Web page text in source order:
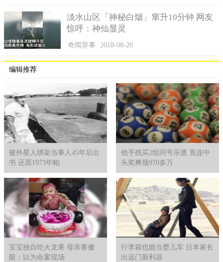
淡水山区「神秘白烟」窜升10分钟 网友
惊呼：神仙显灵
奇闻异事 2018-08-20
编辑推荐
被外星人绑架当事人45年后出
书 还原1973年帕
他手残买2组同号乐透 竟连中
头奖爽领970多万
宝宝独自吃火龙果 母亲看傻
眼：以为命案现场
行李箱也能当婴儿车 日本家长
出远门新利器